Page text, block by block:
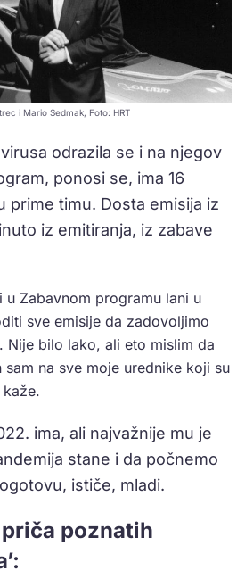
i Mario Sedmak, Foto: HRT
odrazila se i na njegov
ponosi se, ima 16
prime timu. Dosta emisija iz
iz emitiranja, iz zabave
u Zabavnom programu lani u
sve emisije da zadovoljimo
Nije bilo lako, ali eto mislim da
sam na sve moje urednike koji su
ima, ali najvažnije mu je
stane i da počnemo
ističe, mladi.
poznatih